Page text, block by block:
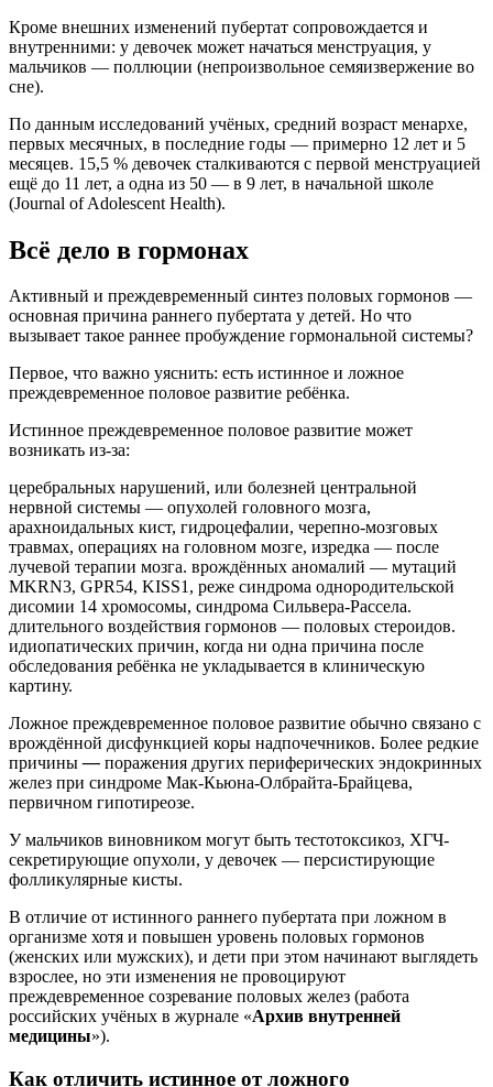
Кроме внешних изменений пубертат сопровождается и
внутренними: у девочек может начаться менструация, у
мальчиков — поллюции (непроизвольное семяизвержение во
сне).
По данным исследований учёных, средний возраст менархе,
первых месячных, в последние годы — примерно 12 лет и 5
месяцев. 15,5 % девочек сталкиваются с первой менструацией
ещё до 11 лет, а одна из 50 — в 9 лет, в начальной школе
(Journal of Adolescent Health).
Всё дело в гормонах
Активный и преждевременный синтез половых гормонов —
основная причина раннего пубертата у детей. Но что
вызывает такое раннее пробуждение гормональной системы?
Первое, что важно уяснить: есть истинное и ложное
преждевременное половое развитие ребёнка.
Истинное преждевременное половое развитие может
возникать из-за:
церебральных нарушений, или болезней центральной
нервной системы — опухолей головного мозга,
арахноидальных кист, гидроцефалии, черепно-мозговых
травмах, операциях на головном мозге, изредка — после
лучевой терапии мозга. врождённых аномалий — мутаций
MKRN3, GPR54, KISS1, реже синдрома однородительской
дисомии 14 хромосомы, синдрома Сильвера-Рассела.
длительного воздействия гормонов — половых стероидов.
идиопатических причин, когда ни одна причина после
обследования ребёнка не укладывается в клиническую
картину.
Ложное преждевременное половое развитие обычно связано с
врождённой дисфункцией коры надпочечников. Более редкие
причины— поражения других периферических эндокринных
желез при синдроме Мак-Кьюна-Олбрайта-Брайцева,
первичном гипотиреозе.
У мальчиков виновником могут быть тестотоксикоз, ХГЧ-
секретирующие опухоли, у девочек — персистирующие
фолликулярные кисты.
В отличие от истинного раннего пубертата при ложном в
организме хотя и повышен уровень половых гормонов
(женских или мужских), и дети при этом начинают выглядеть
взрослее, но эти изменения не провоцируют
преждевременное созревание половых желез (работа
российских учёных в журнале «Архив внутренней
медицины»).
Как отличить истинное от ложного